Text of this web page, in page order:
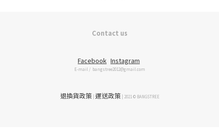
Contact us
Facebook Instagram
E-mail / bangstree2012@gmail.com
退換貨政策 運送政策 | 2021 © BANGSTREE